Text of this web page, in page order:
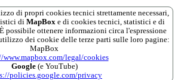
di propri cookies tecnici strettamente necessari,
di MapBox e di cookies tecnici, statistici e di
. È possibile ottenere informazioni circa l'espressione
dei cookie delle terze parti sulle loro pagine:
MapBox
www.mapbox.com/legal/cookies
Google(e YouTube)
policies.google.com/privacy